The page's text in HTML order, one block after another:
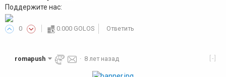
Поддержите нас:
0 0.000 GOLOS Ответить
[-]
romapush · 8 лет назад